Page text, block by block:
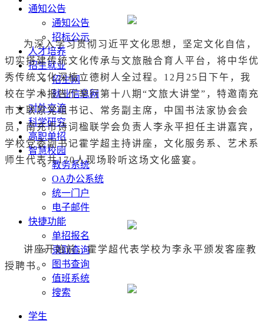
通知公告
通知公告
招标公示
人才培养
招生就业
招生网
就业信息网
对外交流
科学研究
高职单招
智慧校园
教务系统
OA办公系统
统一门户
电子邮件
快捷功能
单招报名
录取查询
图书查询
值班系统
搜索
学生
为深入学习贯彻习近平文化思想，坚定文化自信，
切实搭建传统文化传承与文旅融合育人平台，将中华优
秀传统文化深植立德树人全过程。12月25日下午，我
校在学术报告厅举行第十八期“文旅大讲堂”，特邀南充
市文联原党组书记、常务副主席 ，中国书法家协会会
员，南充市诗词楹联学会负责人李永平担任主讲嘉宾，
学校党委副书记霍学超主持讲座，文化服务系、艺术系
师生代表共170人现场聆听这场文化盛宴。
讲座开始前，霍学超代表学校为李永平颁发客座教
授聘书。